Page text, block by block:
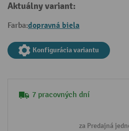
Aktuálny variant:
Farba:dopravná biela
Konfigurácia variantu
7 pracovných dní
za Predajná